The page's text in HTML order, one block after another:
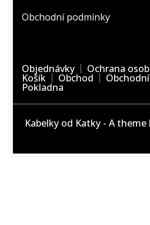
Obchodní podmínky
Objednávky Ochrana
Košík Obchod
Pokladna
Kabelky od Katky - A